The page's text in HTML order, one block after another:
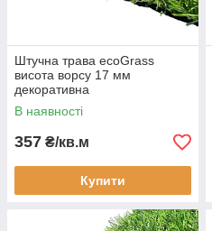
Штучна трава ecoGrass
висота ворсу 17 мм
декоративна
В наявності
357 ₴/кв.м
Купити